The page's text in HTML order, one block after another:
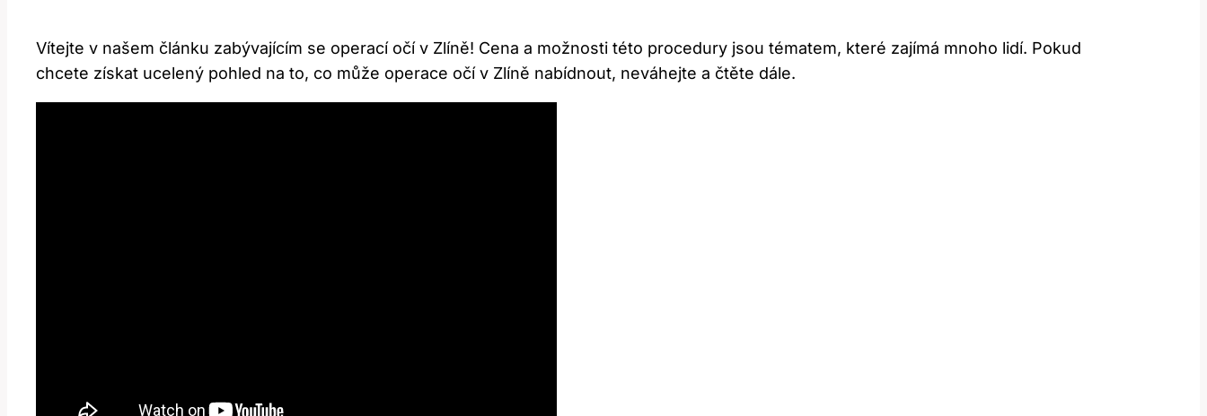
Vítejte v našem článku zabývajícím se ⁢operací očí v Zlíně! Cena a možnosti‍ této ⁣procedury jsou tématem, které zajímá ⁢mnoho lidí. ‍Pokud
chcete získat ucelený pohled na to, co může ⁣operace očí ⁢v Zlíně nabídnout, neváhejte a čtěte dále.